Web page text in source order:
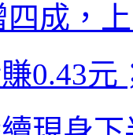
四成，
0.43元